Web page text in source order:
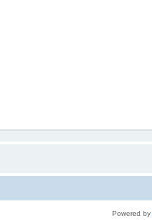
Powered by